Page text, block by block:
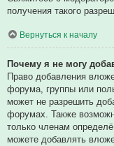
получения такого
Вернуться к началу
Почему я не могу
Право добавления
форума, группы или
может не разрешить
форумах. Также
только членам
можете добавлять